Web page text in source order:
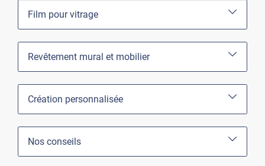
Film pour vitrage
Revêtement mural et mobilier
Création personnalisée
Nos conseils